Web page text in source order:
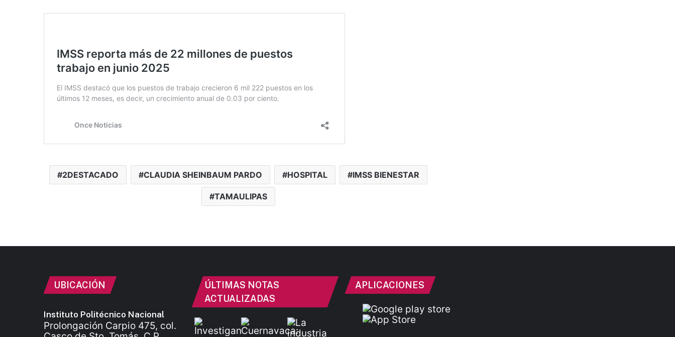
2DESTACADO CLAUDIA SHEINBAUM PARDO HOSPITAL IMSS BIENESTAR
TAMAULIPAS
UBICACIÓN
Instituto Politécnico Nacional
Prolongación Carpio 475, col.
ÚLTIMAS NOTAS
ACTUALIZADAS
APLICACIONES